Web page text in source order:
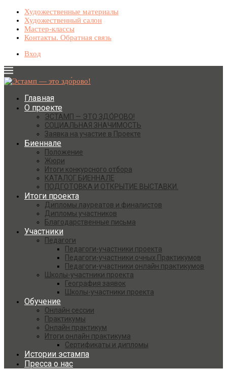
Художественные материалы
Художественный салон
Мастер-классы
Контакты. Обратная связь
Вход
Главная
О проекте
ЭСТАМП — ЭТО ЗДО́РОВО!
СОЦИАЛЬНАЯ ЗНАЧИМОСТЬ
Заявка на участие в Проекте
Биеннале
Положение
Жюри
Итоги конкурсного отбора
КАТАЛОГ БИЕННАЛЕ
ПОДГОТОВКА И ОТКРЫТИЕ ВЫСТАВКИ.
Итоги проекта
Дипломы лауреатов и финалистов
Дипломы участников
Благодарственные письма
Участники
Педагоги
Педагоги-участники проекта
Педагоги-участники очных Практикумов
Педагоги-участники онлайн практикумов
Школы-участники проекта
География заявок
Школы-участники проекта
Обучение
Онлайн сессии
Практикумы
Онлайн практикум
Итоги онлайн практикума
Сертификаты и дипломы
Истории эстампа
Пресса о нас